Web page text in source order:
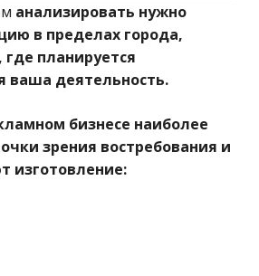
анализировать нужно
в пределах города,
планируется
ваша деятельность.
бизнесе наиболее
зрения востребования и
изготовление: